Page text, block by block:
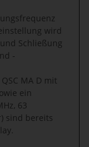
wird
Schließung
-
MA D mit
ein
63
sind bereits